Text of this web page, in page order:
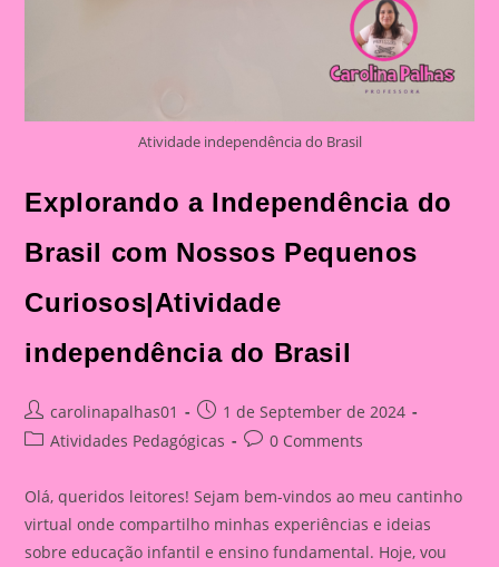
Atividade independência do Brasil
Explorando a Independência do
Brasil com Nossos Pequenos
Curiosos|Atividade
independência do Brasil
Post
author:
carolinapalhas01
Post
published:
1 de September de 2024
PostAtividades Pedagógicas
Post0 Comments
Olá, queridos leitores! Sejam bem-vindos ao meu cantinho
virtual onde compartilho minhas experiências e ideias
sobre educação infantil e ensino fundamental. Hoje, vou